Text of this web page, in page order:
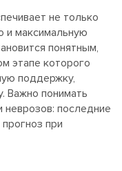
не только
и максимальную
понятным,
этапе которого
поддержку,
Важно понимать
неврозов: последние
при